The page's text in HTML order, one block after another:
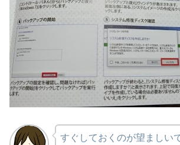
すぐしておくのが望ましい